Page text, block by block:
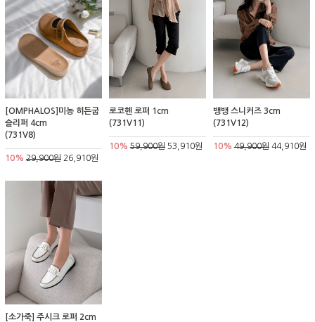
[OMPHALOS]미농 히든굽
슬리퍼 4cm
(731V8)
10% 29,900원 26,910원
로코헨 로퍼 1cm
(731V11)
10% 59,900원53,910원
뱅뱅 스니커즈 3cm
(731V12)
10% 49,900원44,910원
[소가죽] 주시크 로퍼 2cm